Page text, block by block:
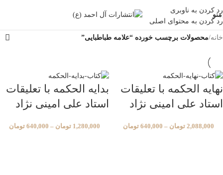
رد کردن به ناوبری
رد کردن به محتوای اصلی
منو
خانه/محصولات برچسب خورده “علامه طباطبایی”
نهایه الحکمه با تعلیقات
استاد علی امینی نژاد
2,088,000 تومان –
640,000 تومان
بدایه الحکمه با تعلیقات
استاد علی امینی نژاد
1,280,000 تومان –
640,000 تومان